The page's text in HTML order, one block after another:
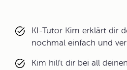
KI-Tutor Kim erklärt dir
nochmal einfach und
Kim hilft dir bei all